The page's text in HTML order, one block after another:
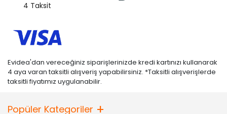
4 Taksit
Evidea'dan vereceğiniz siparişlerinizde kredi kartınızı kullanarak
4 aya varan taksitli alışveriş yapabilirsiniz. *Taksitli alışverişlerde
taksitli fiyatımız uygulanabilir.
Popüler Kategoriler